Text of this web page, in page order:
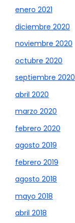
enero 2021
diciembre 2020
noviembre 2020
octubre 2020
septiembre 2020
abril 2020
marzo 2020
febrero 2020
agosto 2019
febrero 2019
agosto 2018
mayo 2018
abril 2018